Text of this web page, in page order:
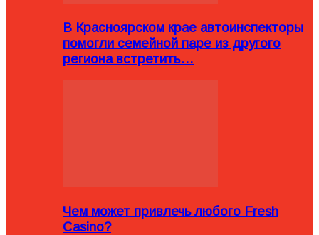
В Красноярском крае автоинспекторы
помогли семейной паре из другого
региона встретить…
Чем может привлечь любого Fresh
Casino?